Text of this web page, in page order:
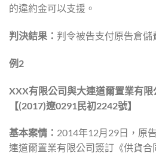
的違約金可以支援。
判決結果： 判令被告支付原告倉儲
例 2
XXX有限公司與大連道爾置業有
【(2017)遼0291 民初2242號】
基本案情： 2014年12月29日，原
連道爾置業有限公司簽訂《供貨